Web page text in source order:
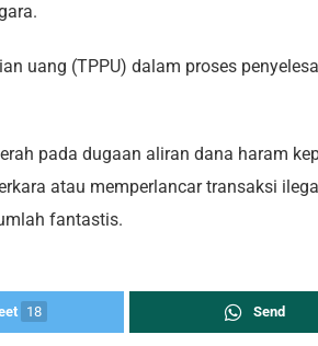
uang (TPPU) dalam proses
pada dugaan aliran dana haram
atau memperlancar transaksi
fantastis.
18 Send